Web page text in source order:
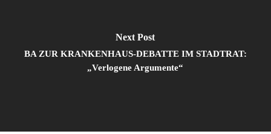
Next Post
BA ZUR KRANKENHAUS-DEBATTE IM STADTRAT:
„Verlogene Argumente“